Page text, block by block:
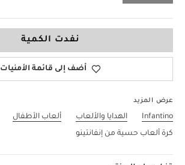
نفدت الكمية
أضف إلى قائمة الأمنيات
عرض المزيد
Infantino الهدايا والألعاب
ألعاب الأطفال
كرة ألعاب حسية من إنفانتينو